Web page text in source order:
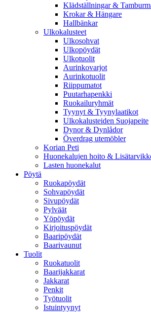
Klädställningar &
Krokar & Hängare
Hallbänkar
Ulkokalusteet
Ulkosohvat
Ulkopöydät
Ulkotuolit
Aurinkovarjot
Aurinkotuolit
Riippumatot
Puutarhapenkki
Ruokailuryhmät
Tyynyt & Tyynylaatikot
Ulkokalusteiden Suojapeite
Dynor & Dynlådor
Överdrag utemöbler
Korian Peti
Huonekalujen hoito &
Lasten huonekalut
Pöytä
Ruokapöydät
Sohvapöydät
Sivupöydät
Pylväät
Yöpöydät
Kirjoituspöydät
Baaripöydät
Baarivaunut
Tuolit
Ruokatuolit
Baarijakkarat
Jakkarat
Penkit
Työtuolit
Istuintyynyt